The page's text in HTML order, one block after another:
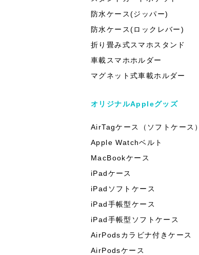
防水ケース(ジッパー)
防水ケース(ロックレバー)
折り畳み式スマホスタンド
車載スマホホルダー
マグネット式車載ホルダー
オリジナルAppleグッズ
AirTagケース（ソフトケース）
Apple Watchベルト
MacBookケース
iPadケース
iPadソフトケース
iPad手帳型ケース
iPad手帳型ソフトケース
AirPodsカラビナ付きケース
AirPodsケース